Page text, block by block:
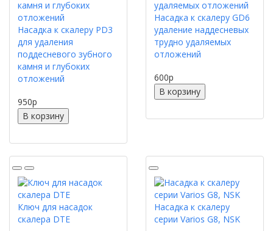
Насадка к скалеру PD3
для удаления
поддесневого зубного
камня и глубоких
отложений
950p
В корзину
Насадка к скалеру GD6
удаление наддесневых
трудно удаляемых
отложений
600p
В корзину
Ключ для насадок
скалера DTE
Насадка к скалеру
серии Varios G8, NSK